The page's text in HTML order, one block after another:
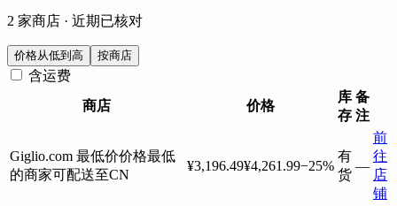
2 家商店 · 近期已核对
价格从低到高 按商店
含运费
商店
价格
库
存
备
注
Giglio.com 最低价价格最低
的商家可配送至CN
¥3,196.49¥4,261.99−25%
有
货
—
前
往
店
铺